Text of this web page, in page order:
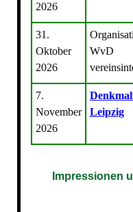
2026
31.
Oktober
2026
WvD
7.
November
2026
Leipzig
Impressionen